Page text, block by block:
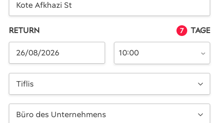
RETURN 7 TAGE
10:00
Tiflis
Büro des Unternehmens